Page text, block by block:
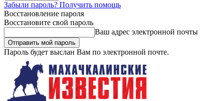
Забыли пароль? Получить помощь
Восстановление пароля
Восстановите свой пароль
Ваш адрес электронной почты
Пароль будет выслан Вам по электронной почте.